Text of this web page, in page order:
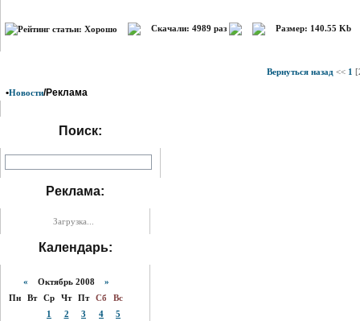
Скачали: 4989 раз Размер: 140.55 Kb
Вернуться назад<< 1
•Новости/Реклама
Поиск:
Реклама:
Загрузка...
Календарь:
« Октябрь 2008 »
Пн
Вт Ср Чт Пт Сб
Вс
1
2 3 4
5